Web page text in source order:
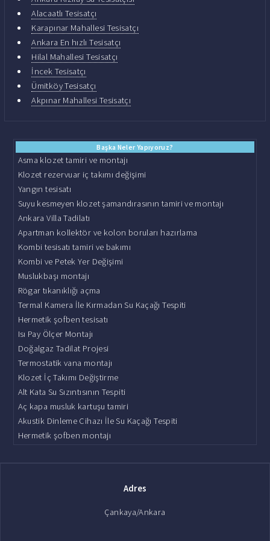
Alacaatlı Tesisatçı
Karapınar Mahallesi Tesisatçı
Ankara En hızlı Tesisatçı
Hilal Mahallesi Tesisatçı
İncek Tesisatçı
Ümitköy Tesisatçı
Akpınar Mahallesi Tesisatçı
Başka Neler Yapıyoruz?
Asma klozet tamiri ve montajı
Klozet rezervuar iç takımı değişimi
Yangın tesisatı
Suyu kesmeyen klozet şamandırasının tamiri ve montajı
Ankara Villa Tadilatı
Apartman kollektör ve kolon boruları hazırlama
Kombi tesisatı tamiri ve bakımı
Kombi ve Petek Yer Değişimi
Muslukbaşı montajı
Rögar tıkanıklığı açma
Termal Kamera İle Kırmadan Su Kaçağı Tespiti
Hermetik şofben tesisatı
Isı Pay Ölçer Montajı
Doğalgaz Tadilat Projesi
Termostatik vana montajı
Klozet İç Takımı Değiştirme
Alt Kata Su Sızıntısının Tespiti
Aç kapa musluk kartuşu tamiri
Akustik Dinleme Cihazı İle Su Kaçağı Tespiti
Hermetik şofben montajı
Adres
Çankaya/Ankara